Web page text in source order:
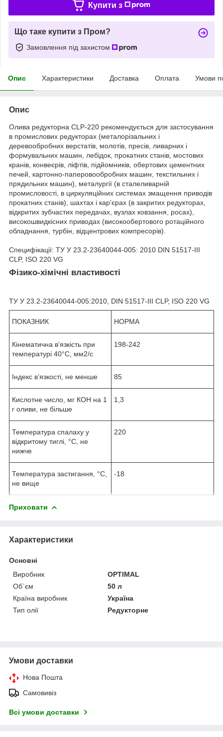
Купити з
Що таке купити з Пром?
Замовлення під захистом
Опис Характеристики Доставка Оплата Умови
Опис
Олива редукторна CLP-220 рекомендується для застосування
в промислових редукторах (металорізальних і
деревообробних верстатів, молотів, пресів, ливарних і
формувальних машин, лебідок, прокатних станів, мостових
кранів, конвеєрів, ліфтів, підйомників, обертових цементних
печей, картонно-паперовообробних машин, текстильних і
прядильних машин), металургії (в сталеливарній
промисловості, в циркуляційних системах змащення приводів
прокатних станів), шахтах і кар'єрах (в закритих редукторах,
відкритих зубчастих передачах, вузлах ковзання, росах),
високошвидкісних приводах (високообертового ротаційного
обладнання, турбін, відцентрових компресорів).
Специфікації: ТУ У 23.2-23640044-005: 2010 DIN 51517-III
CLP, ISO 220 VG
Фізико-хімічні властивості
ТУ У 23.2-23640044-005:2010, DIN 51517-III CLP, ISO 220 VG
ПОКАЗНИК НОРМА
Кінематична в’язкість при
температурі 40°С, мм2/с
198-242
Індекс в’язкості, не менше 85
Кислотне число, мг КОН на 1
г оливи, не більше
1,3
Температура спалаху у
відкритому тиглі, °С, не
нижче
220
Температура застигання, °С,
не вище
-18
Приховати
Характеристики
Основні
Виробник
OPTIMAL
Об`єм
50 л
Країна виробник
Україна
Тип олії
Редукторне
Умови доставки
Нова Пошта
Самовивіз
Всі умови доставки